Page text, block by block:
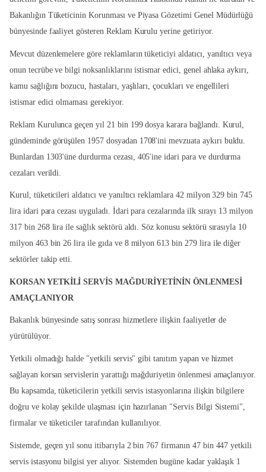
Bakanlığın Tüketicinin Korunması ve Piyasa Gözetimi Genel Müdürlüğü
bünyesinde faaliyet gösteren Reklam Kurulu yerine getiriyor.
Mevcut düzenlemelere göre reklamların tüketiciyi aldatıcı, yanıltıcı veya
onun tecrübe ve bilgi noksanlıklarını istismar edici, genel ahlaka aykırı,
kamu sağlığını bozucu, hastaları, yaşlıları, çocukları ve engellileri
istismar edici olmaması gerekiyor.
Reklam Kurulunca geçen yıl 21 bin 199 dosya karara bağlandı. Kurul,
gündeminde görüşülen 1957 dosyadan 1708'ini mevzuata aykırı buldu.
Bunlardan 1303'üne durdurma cezası, 405'ine idari para ve durdurma
cezaları verildi.
Kurul, tüketicileri aldatıcı ve yanıltıcı reklamlara 42 milyon 329 bin 745
lira idari para cezası uyguladı. İdari para cezalarında ilk sırayı 13 milyon
317 bin 268 lira ile sağlık sektörü aldı. Söz konusu sektörü sırasıyla 10
milyon 463 bin 26 lira ile gıda ve 8 milyon 613 bin 279 lira ile diğer
sektörler takip etti.
KORSAN YETKİLİ SERVİS MAĞDURİYETİNİN ÖNLENMESİ
AMAÇLANIYOR
Bakanlık bünyesinde satış sonrası hizmetlere ilişkin faaliyetler de
yürütülüyor.
Yetkili olmadığı halde "yetkili servis" gibi tanıtım yapan ve hizmet
sağlayan korsan servislerin yarattığı mağduriyetin önlenmesi amaçlanıyor.
Bu kapsamda, tüketicilerin yetkili servis istasyonlarına ilişkin bilgilere
doğru ve kolay şekilde ulaşması için hazırlanan "Servis Bilgi Sistemi",
firmalar ve tüketiciler tarafından kullanılıyor.
Sistemde, geçen yıl sonu itibarıyla 2 bin 767 firmanın 47 bin 447 yetkili
servis istasyonu bilgisi yer alıyor. Sistemden bugüne kadar yaklaşık 1